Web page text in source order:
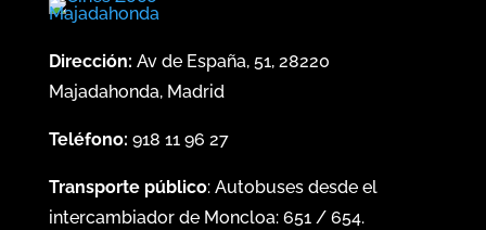
Dirección: Av de España, 51, 28220
Majadahonda, Madrid
Teléfono: 918 11 96 27
Transporte público: Autobuses desde el
intercambiador de Moncloa: 651/ 654.